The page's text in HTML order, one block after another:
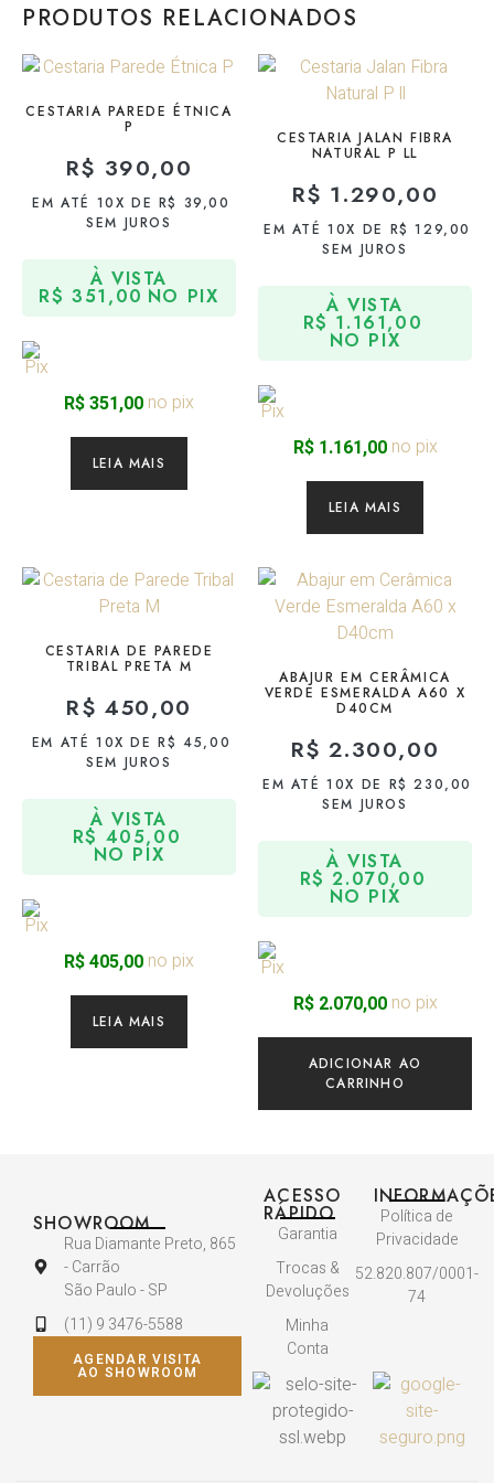
PRODUTOS RELACIONADOS
CESTARIA PAREDE ÉTNICA
P
R$ 390,00
EM ATÉ 10X DE R$ 39,00
SEM JUROS
À VISTA
R$ 351,00 NO PIX
R$351,00 no pix
LEIA MAIS
CESTARIA JALAN FIBRA
NATURAL P LL
R$ 1.290,00
EM ATÉ 10X DE R$ 129,00
SEM JUROS
À VISTA
R$ 1.161,00
NO PIX
R$1.161,00no pix
LEIA MAIS
CESTARIA DE PAREDE
TRIBAL PRETA M
R$ 450,00
EM ATÉ 10X DER$ 45,00
SEM JUROS
À VISTA
R$ 405,00
NO PIX
R$405,00 no pix
LEIA MAIS
ABAJUR EM CERÂMICA
VERDE ESMERALDA A60 X
D40CM
R$ 2.300,00
EM ATÉ 10X DE R$ 230,00
SEM JUROS
À VISTA
R$ 2.070,00
NO PIX
R$2.070,00no pix
ADICIONAR AO
CARRINHO
SHOWROOM
Rua Diamante Preto, 865
- Carrão
São Paulo - SP
(11) 9 3476-5588
AGENDAR VISITA
AO SHOWROOM
ACESSO
RÁPIDO
Garantia
Trocas &
Devoluções
Minha
Conta
Política de
Privacidade
52.820.807/0001-
74